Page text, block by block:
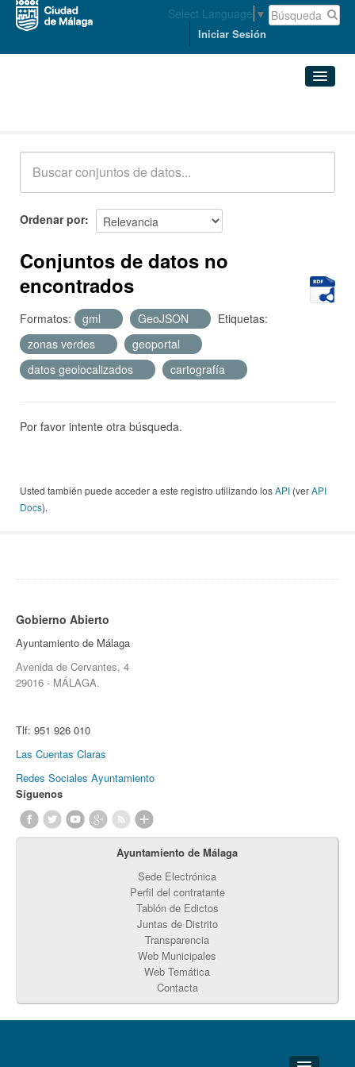
Select Language ▼
Iniciar Sesión
Acerca de
Ordenar por
Conjuntos de datos no
encontrados
Formatos: gml GeoJSON
Etiquetas:
zonas verdes
geoportal
datos geolocalizados
cartografía
Por favor intente otra búsqueda.
Usted también puede acceder a este registro utilizando losAPI (verAPI
Docs).
Gobierno Abierto
Ayuntamiento de Málaga
Avenida de Cervantes, 4
29016 - MÁLAGA.
Tlf: 951 926 010
Las Cuentas Claras
Redes Sociales Ayuntamiento
Síguenos
Ayuntamiento de Málaga
Sede Electrónica
Perfil del contratante
Tablón de Edictos
Juntas de Distrito
Transparencia
Web Municipales
Web Temática
Contacta